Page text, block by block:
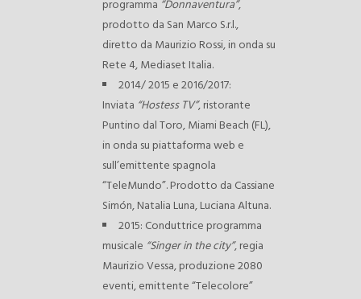
programma “Donnaventura”,
prodotto da San Marco S.r.l.,
diretto da Maurizio Rossi, in onda su
Rete 4, Mediaset Italia.
2014/ 2015 e 2016/2017:
Inviata “Hostess TV”, ristorante
Puntino dal Toro, Miami Beach (FL),
in onda su piattaforma web e
sull’emittente spagnola
“TeleMundo”. Prodotto da Cassiane
Simón, Natalia Luna, Luciana Altuna.
2015: Conduttrice programma
musicale “Singer in the city”, regia
Maurizio Vessa, produzione 2080
eventi, emittente “Telecolore”